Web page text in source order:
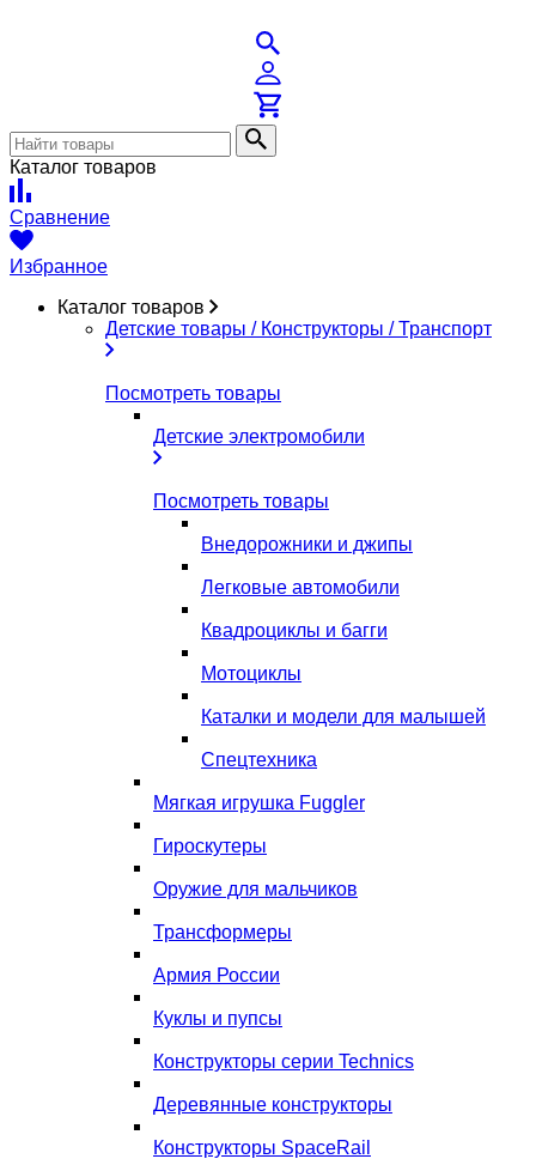
Каталог товаров
Сравнение
Избранное
Каталог товаров
Детские товары / Конструкторы / Транспорт
Посмотреть товары
Детские электромобили
Посмотреть товары
Внедорожники и джипы
Легковые автомобили
Квадроциклы и багги
Мотоциклы
Каталки и модели для малышей
Спецтехника
Мягкая игрушка Fuggler
Гироскутеры
Оружие для мальчиков
Трансформеры
Армия России
Куклы и пупсы
Конструкторы серии Technics
Деревянные конструкторы
Конструкторы SpaceRail